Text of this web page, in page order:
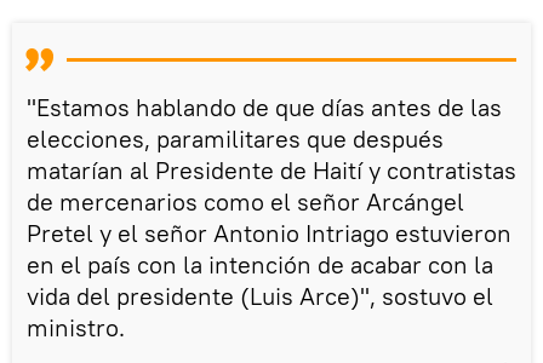
"Estamos hablando de que días antes de las
elecciones, paramilitares que después
matarían al Presidente de Haití y contratistas
de mercenarios como el señor Arcángel
Pretel y el señor Antonio Intriago estuvieron
en el país con la intención de acabar con la
vida del presidente (Luis Arce)", sostuvo el
ministro.